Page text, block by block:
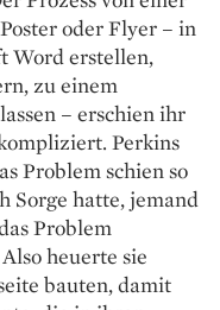
oder Flyer – in
Word erstellen,
zu einem
– erschien ihr
Perkins
Problem schien so
Sorge hatte, jemand
Problem
heuerte sie
bauten, damit